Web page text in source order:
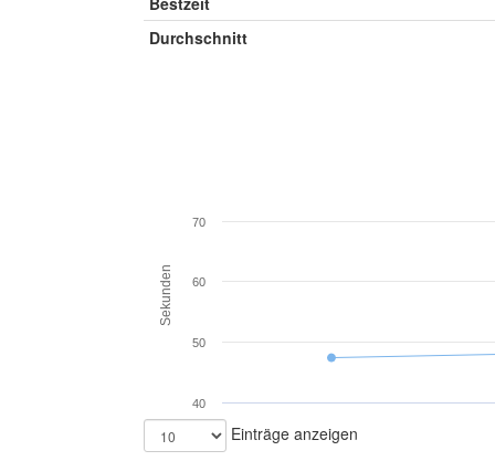
Durchschnitt
Sekunden
40
50
60
70
Einträge anzeigen